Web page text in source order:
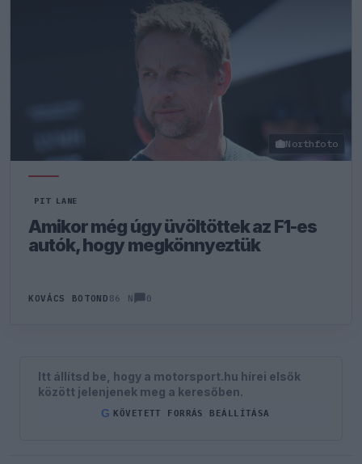
Northfoto
PIT LANE
Amikor még úgy üvöltöttek az F1-es
autók, hogy megkönnyeztük
KOVÁCS BOTOND 86 N 0
Itt állítsd be, hogy a motorsport.hu hírei elsők
között jelenjenek meg a keresőben.
G KÖVETETT FORRÁS BEÁLLÍTÁSA